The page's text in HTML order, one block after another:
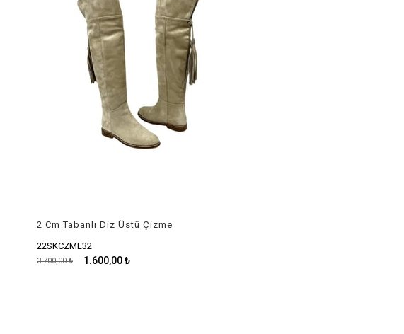
2 Cm Tabanlı Diz Üstü Çizme
22SKCZML32
1.600,00 ₺
3.700,00 ₺